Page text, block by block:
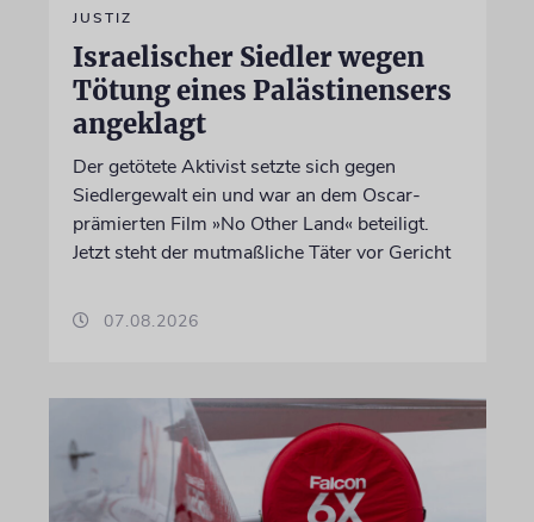
JUSTIZ
Israelischer Siedler wegen
Tötung eines Palästinensers
angeklagt
Der getötete Aktivist setzte sich gegen
Siedlergewalt ein und war an dem Oscar-
prämierten Film »No Other Land« beteiligt.
Jetzt steht der mutmaßliche Täter vor Gericht
07.08.2026